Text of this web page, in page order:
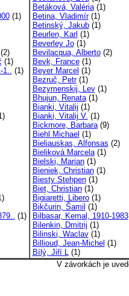
(1)
(1)
1.. (1)
(1)
Betáková, Valéria(1)
Betina, Vladimír(1)
Betinský, Jakub(1)
Beurlen, Karl (1)
Beverley Jo(1)
Bevilacqua, Alberto(2)
Bevk, France(1)
Beyer Marcel (1)
Bezruč, Petr(1)
Bezymenskij, Lev(1)
Bhujun, Renata(1)
Bianki, Vitalij (1)
Bianki, Vitalij V. (1)
Bickmore, Barbara(9)
Biehl Michael (1)
Bieliauskas, Alfonsas (2)
Bieliková Marcela(1)
Bielski, Marian(1)
Bieniek, Christian(1)
Biesty Stehpen(1)
Biet, Christian(1)
Bigiaretti, Libero(1)
Bikčurin, Šamil (1)
Bilbasar, Kemal, 1910-1983
Bilenkin, Dmitrij (1)
Bilinski, Waclav(1)
Billioud, Jean-Michel (1)
Bílý, Jiří L(1)
V závorkách je